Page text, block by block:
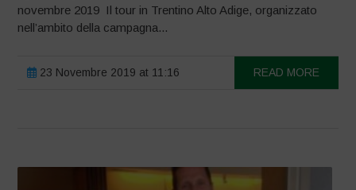
novembre 2019 Il tour in Trentino Alto Adige, organizzato
nell’ambito della campagna...
23 Novembre 2019 at 11:16 READ MORE